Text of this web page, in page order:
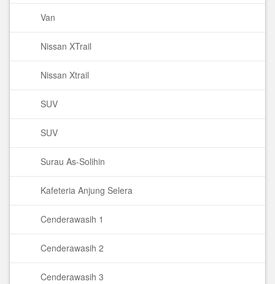
Van
Nissan XTrail
Nissan Xtrail
SUV
SUV
Surau As-Solihin
Kafeteria Anjung Selera
Cenderawasih 1
Cenderawasih 2
Cenderawasih 3